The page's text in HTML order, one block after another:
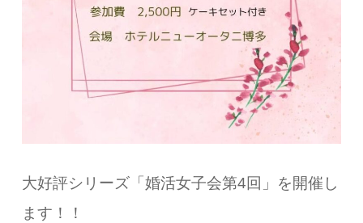
大好評シリーズ「婚活女子会第4回」を開催し
ます！！